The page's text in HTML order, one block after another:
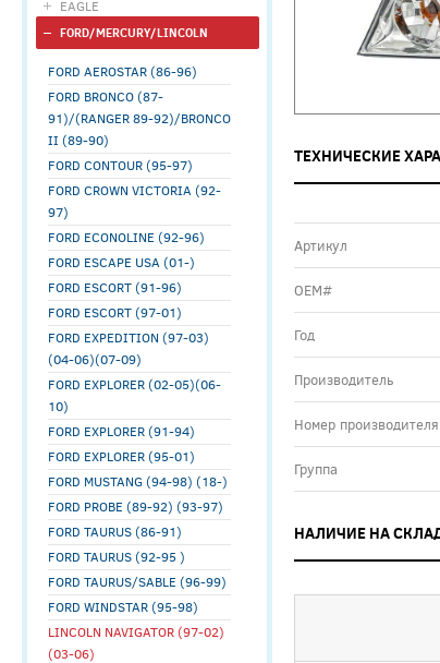
EAGLE
FORD/MERCURY/LINCOLN
FORD AEROSTAR (86-96)
FORD BRONCO (87-
91)/(RANGER 89-92)/BRONCO
II (89-90)
FORD CONTOUR (95-97)
FORD CROWN VICTORIA (92-
97)
FORD ECONOLINE (92-96)
FORD ESCAPE USA (01-)
FORD ESCORT (91-96)
FORD ESCORT (97-01)
FORD EXPEDITION (97-03)
(04-06)(07-09)
FORD EXPLORER (02-05)(06-
10)
FORD EXPLORER (91-94)
FORD EXPLORER (95-01)
FORD MUSTANG (94-98) (18-)
FORD PROBE (89-92) (93-97)
FORD TAURUS (86-91)
FORD TAURUS (92-95 )
FORD TAURUS/SABLE (96-99)
FORD WINDSTAR (95-98)
LINCOLN NAVIGATOR (97-02)
(03-06)
ТЕХНИЧЕСКИЕ
Артикул
ОЕМ#
Год
Производитель
Номер производителя
Группа
НАЛИЧИЕ НА